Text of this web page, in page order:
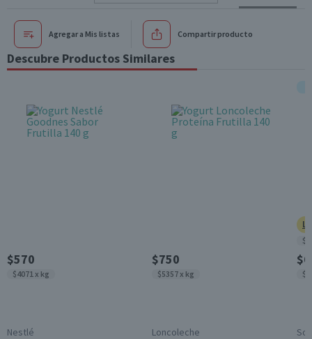
Agregar a Mis listas Compartir producto
Descubre Productos Similares
$570
$4071 x kg
Nestlé
$750
$5357 x kg
Loncoleche